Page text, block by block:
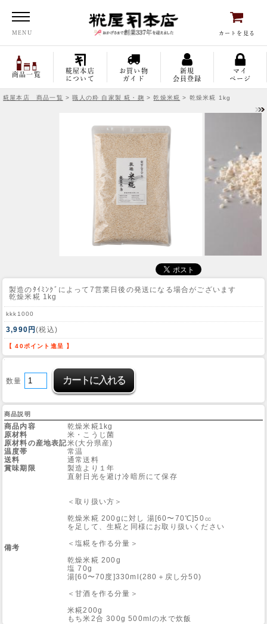
MENU カートを見る
商品一覧
糀屋本店
について
お買い物
ガイド
新規
会員登録
マイ
ページ
糀屋本店 商品一覧 >職人の粋 自家製 糀・麹 >乾燥米糀 > 乾燥米糀 1kg
製造のﾀｲﾐﾝｸﾞによって7営業日後の発送になる場合がございます
乾燥米糀 1kg
kkk1000
3,990円(税込)
【 40ポイント進呈 】
数量
商品説明
商品内容
乾燥米糀1kg
原材料
米・こうじ菌
原材料の産地表記米(大分県産)
温度帯
常温
送料
通常送料
賞味期限
製造より１年
備考
直射日光を避け冷暗所にて保存
＜取り扱い方＞
乾燥米糀 200gに対し 湯[60〜70℃]50㏄
を足して、生糀と同様にお取り扱いください
＜塩糀を作る分量＞
乾燥米糀 200g
塩 70g
湯[60〜70度]330ml(280＋戻し分50)
＜甘酒を作る分量＞
米糀200g
もち米2合 300g 500mlの水で炊飯